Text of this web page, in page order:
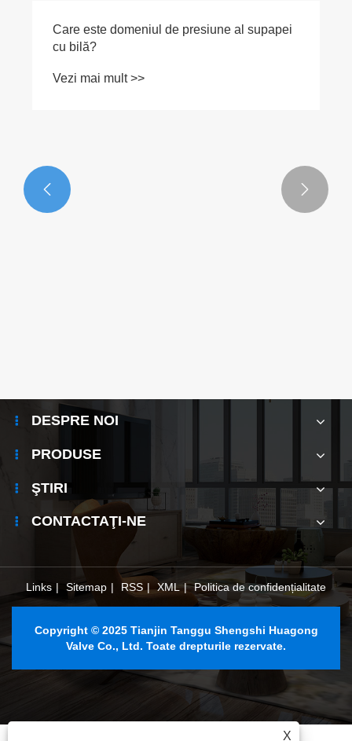
 
DESPRE NOI
PRODUSE
ŞTIRI
CONTACTAŢI-NE
Links | Sitemap | RSS | XML | Politica de confidențialitate
Copyright © 2025 Tianjin Tanggu Shengshi Huagong
Valve Co., Ltd. Toate drepturile rezervate.
X